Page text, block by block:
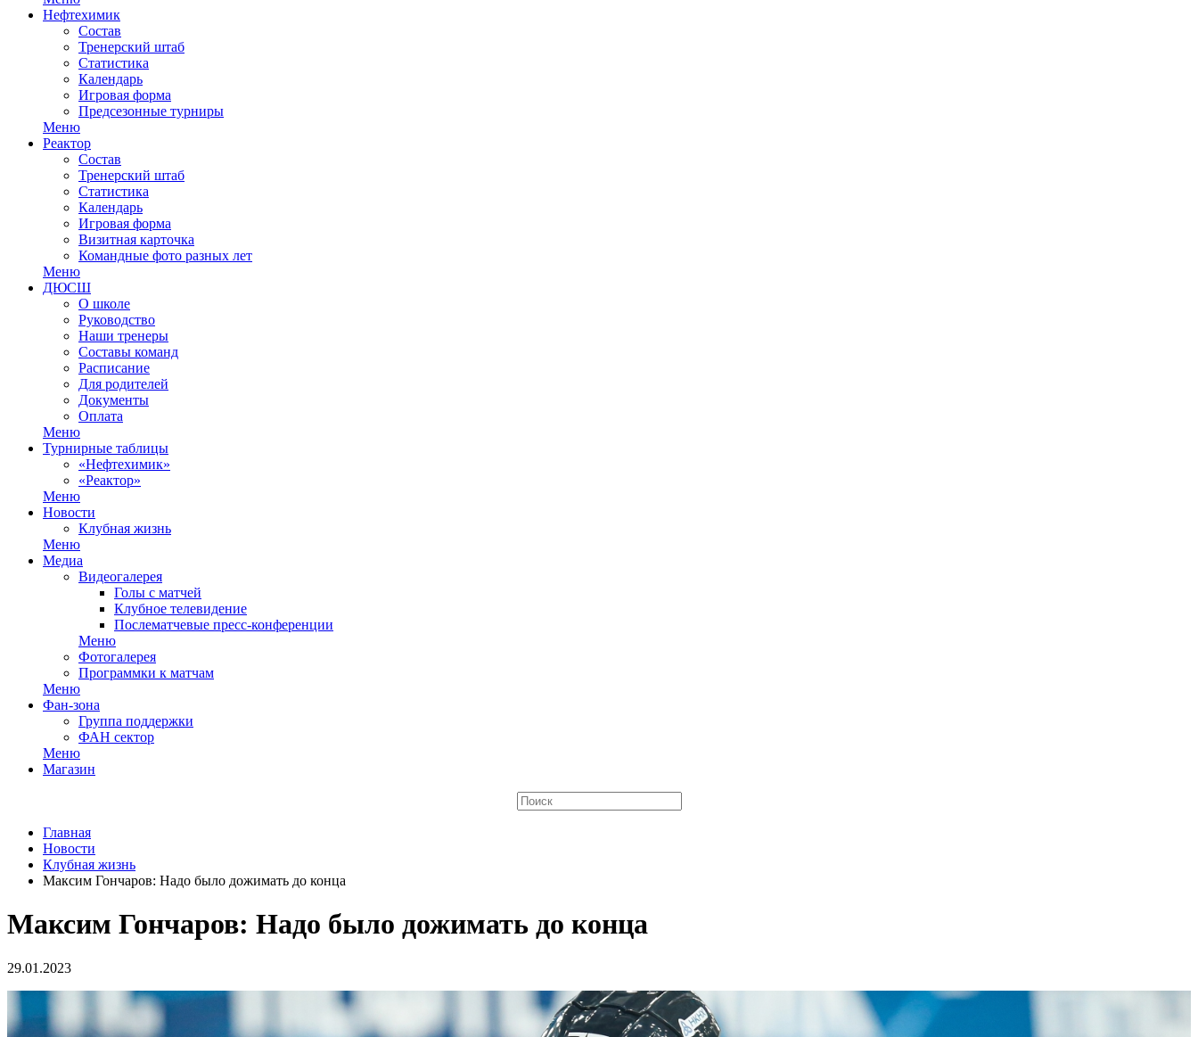
Нефтехимик
Состав
Тренерский штаб
Статистика
Календарь
Игровая форма
Предсезонные турниры
Меню
Реактор
Состав
Тренерский штаб
Статистика
Календарь
Игровая форма
Визитная карточка
Командные фото разных лет
Меню
ДЮСШ
О школе
Руководство
Наши тренеры
Составы команд
Расписание
Для родителей
Документы
Оплата
Меню
Турнирные таблицы
«Нефтехимик»
«Реактор»
Меню
Новости
Клубная жизнь
Меню
Медиа
Видеогалерея
Голы с матчей
Клубное телевидение
Послематчевые пресс-конференции
Меню
Фотогалерея
Программки к матчам
Меню
Фан-зона
Группа поддержки
ФАН сектор
Меню
Магазин
Главная
Новости
Клубная жизнь
Максим Гончаров: Надо было дожимать до конца
Максим Гончаров: Надо было дожимать до конца
29.01.2023